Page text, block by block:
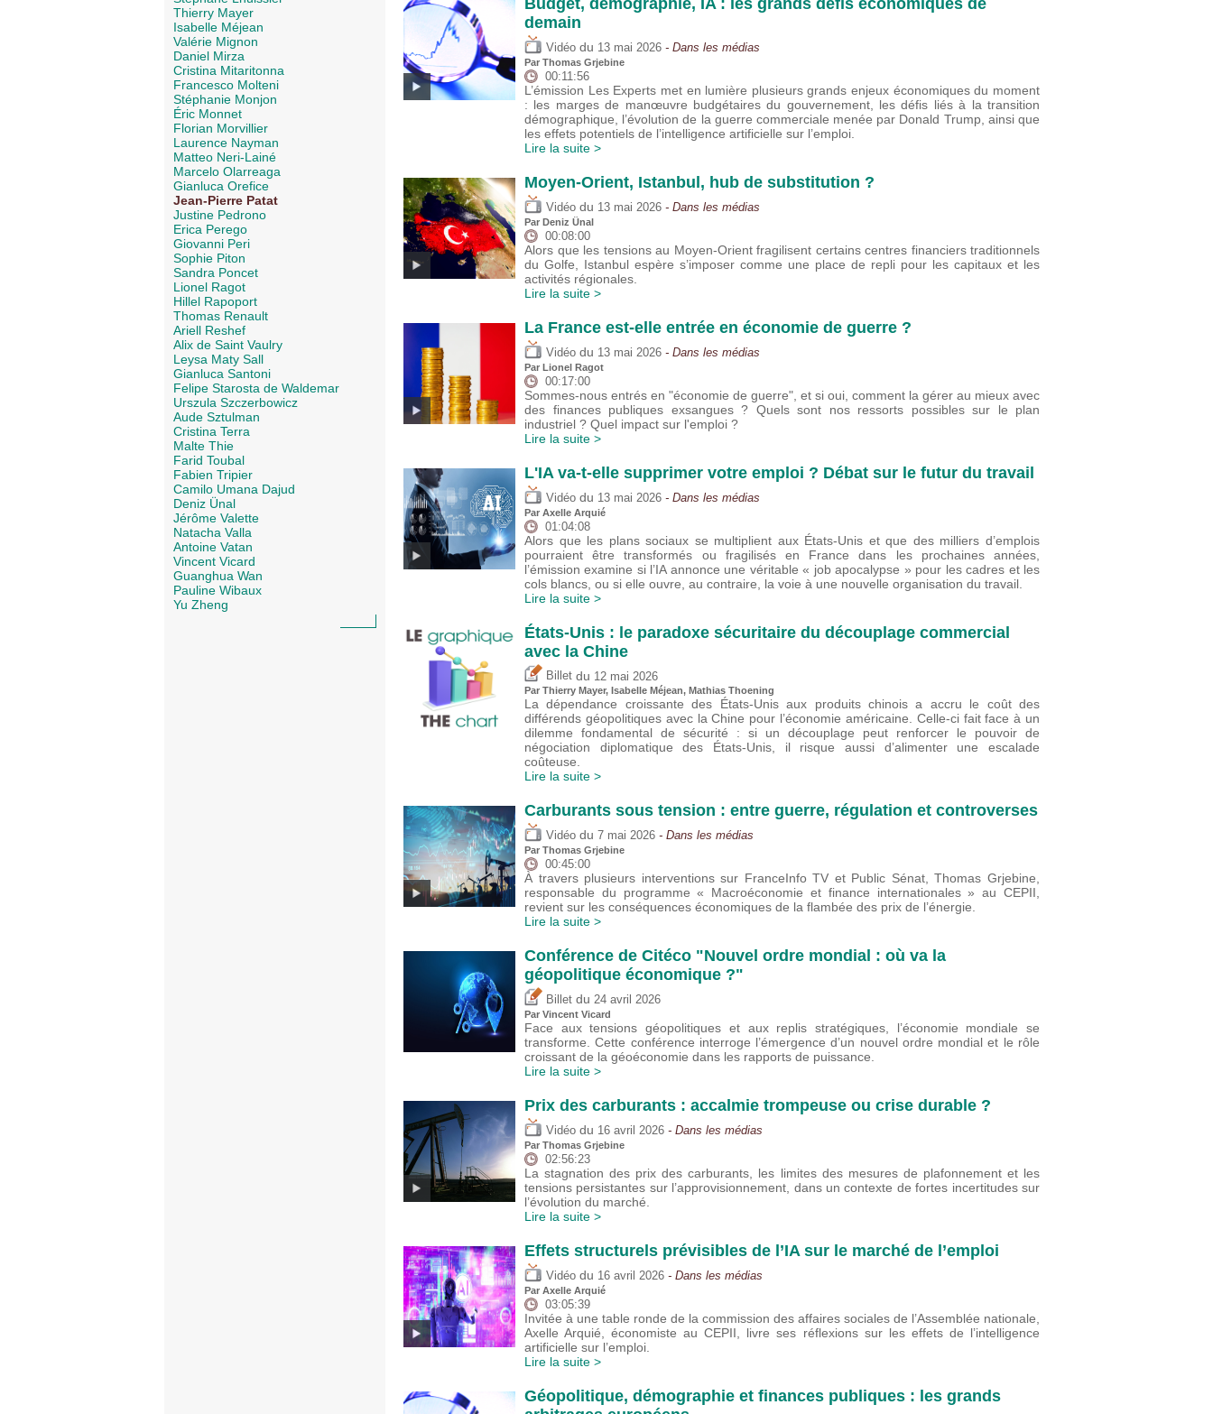
Thierry Mayer
Isabelle Méjean
Valérie Mignon
Daniel Mirza
Cristina Mitaritonna
Francesco Molteni
Stéphanie Monjon
Éric Monnet
Florian Morvillier
Laurence Nayman
Matteo Neri-Lainé
Marcelo Olarreaga
Gianluca Orefice
Jean-Pierre Patat
Justine Pedrono
Erica Perego
Giovanni Peri
Sophie Piton
Sandra Poncet
Lionel Ragot
Hillel Rapoport
Thomas Renault
Ariell Reshef
Alix de Saint Vaulry
Leysa Maty Sall
Gianluca Santoni
Felipe Starosta de Waldemar
Urszula Szczerbowicz
Aude Sztulman
Cristina Terra
Malte Thie
Farid Toubal
Fabien Tripier
Camilo Umana Dajud
Deniz Ünal
Jérôme Valette
Natacha Valla
Antoine Vatan
Vincent Vicard
Guanghua Wan
Pauline Wibaux
Yu Zheng
Budget, démographie, IA : les grands défis économiques de
demain
Vidéo du 13 mai 2026 - Dans les médias
Par Thomas Grjebine
00:11:56
L’émission Les Experts met en lumière plusieurs grands enjeux économiques du moment
: les marges de manœuvre budgétaires du gouvernement, les défis liés à la transition
démographique, l’évolution de la guerre commerciale menée par Donald Trump, ainsi que
les effets potentiels de l’intelligence artificielle sur l’emploi.
Lire la suite >
Moyen-Orient, Istanbul, hub de substitution ?
Vidéo du 13 mai 2026 - Dans les médias
Par Deniz Ünal
00:08:00
Alors que les tensions au Moyen-Orient fragilisent certains centres financiers traditionnels
du Golfe, Istanbul espère s’imposer comme une place de repli pour les capitaux et les
activités régionales.
Lire la suite >
La France est-elle entrée en économie de guerre ?
Vidéo du 13 mai 2026 - Dans les médias
Par Lionel Ragot
00:17:00
Sommes-nous entrés en "économie de guerre", et si oui, comment la gérer au mieux avec
des finances publiques exsangues ? Quels sont nos ressorts possibles sur le plan
industriel ? Quel impact sur l'emploi ?
Lire la suite >
L'IA va-t-elle supprimer votre emploi ? Débat sur le futur du travail
Vidéo du 13 mai 2026 - Dans les médias
Par Axelle Arquié
01:04:08
Alors que les plans sociaux se multiplient aux États-Unis et que des milliers d’emplois
pourraient être transformés ou fragilisés en France dans les prochaines années,
l’émission examine si l’IA annonce une véritable « job apocalypse » pour les cadres et les
cols blancs, ou si elle ouvre, au contraire, la voie à une nouvelle organisation du travail.
Lire la suite >
États-Unis : le paradoxe sécuritaire du découplage commercial
avec la Chine
Billet du 12 mai 2026
Par Thierry Mayer, Isabelle Méjean, Mathias Thoening
La dépendance croissante des États-Unis aux produits chinois a accru le coût des
différends géopolitiques avec la Chine pour l’économie américaine. Celle-ci fait face à un
dilemme fondamental de sécurité : si un découplage peut renforcer le pouvoir de
négociation diplomatique des États-Unis, il risque aussi d’alimenter une escalade
coûteuse.
Lire la suite >
Carburants sous tension : entre guerre, régulation et controverses
Vidéo du 7 mai 2026 - Dans les médias
Par Thomas Grjebine
00:45:00
À travers plusieurs interventions sur FranceInfo TV et Public Sénat, Thomas Grjebine,
responsable du programme « Macroéconomie et finance internationales » au CEPII,
revient sur les conséquences économiques de la flambée des prix de l’énergie.
Lire la suite >
Conférence de Citéco "Nouvel ordre mondial : où va la
géopolitique économique ?"
Billet du 24 avril 2026
Par Vincent Vicard
Face aux tensions géopolitiques et aux replis stratégiques, l’économie mondiale se
transforme. Cette conférence interroge l’émergence d’un nouvel ordre mondial et le rôle
croissant de la géoéconomie dans les rapports de puissance.
Lire la suite >
Prix des carburants : accalmie trompeuse ou crise durable ?
Vidéo du 16 avril 2026 - Dans les médias
Par Thomas Grjebine
02:56:23
La stagnation des prix des carburants, les limites des mesures de plafonnement et les
tensions persistantes sur l’approvisionnement, dans un contexte de fortes incertitudes sur
l’évolution du marché.
Lire la suite >
Effets structurels prévisibles de l’IA sur le marché de l’emploi
Vidéo du 16 avril 2026 - Dans les médias
Par Axelle Arquié
03:05:39
Invitée à une table ronde de la commission des affaires sociales de l’Assemblée nationale,
Axelle Arquié, économiste au CEPII, livre ses réflexions sur les effets de l’intelligence
artificielle sur l’emploi.
Lire la suite >
Géopolitique, démographie et finances publiques : les grands